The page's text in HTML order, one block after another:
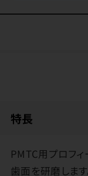
特長
PMTC用プロフィ
歯面を研磨します